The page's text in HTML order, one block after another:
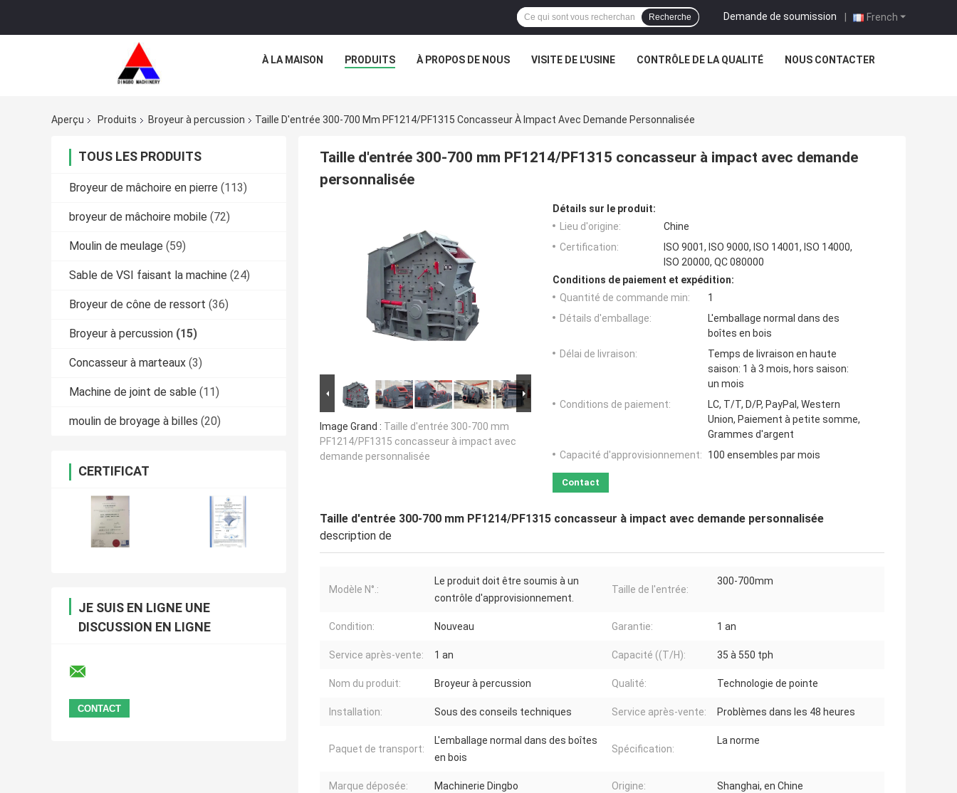
French
Demande de soumission |
Recherche
À LA MAISON PRODUITS À PROPOS DE NOUS VISITE DE L'USINE CONTRÔLE DE LA QUALITÉ NOUS CONTACTER
Aperçu Produits Broyeur à percussion Taille D'entrée 300-700 Mm PF1214/PF1315 Concasseur À Impact Avec Demande Personnalisée
TOUS LES PRODUITS
Broyeur de mâchoire en pierre (113)
broyeur de mâchoire mobile (72)
Moulin de meulage (59)
Sable de VSI faisant la machine (24)
Broyeur de cône de ressort (36)
Broyeur à percussion (15)
Concasseur à marteaux (3)
Machine de joint de sable (11)
moulin de broyage à billes (20)
CERTIFICAT
JE SUIS EN LIGNE UNE
DISCUSSION EN LIGNE
Taille d'entrée 300-700 mm PF1214/PF1315 concasseur à impact avec demande
personnalisée
Image Grand : Taille d'entrée 300-700 mm
PF1214/PF1315 concasseur à impact avec
demande personnalisée
Détails sur le produit:
Lieu d'origine:
Chine
Certification:
ISO 9001, ISO 9000, ISO 14001, ISO 14000,
ISO 20000, QC 080000
Conditions de paiement et expédition:
Quantité de commande min:
1
Détails d'emballage:
L'emballage normal dans des
boîtes en bois
Délai de livraison:
Temps de livraison en haute
saison: 1 à 3 mois, hors saison:
un mois
Conditions de paiement:
LC, T/T, D/P, PayPal, Western
Union, Paiement à petite somme,
Grammes d'argent
Capacité d'approvisionnement:
100 ensembles par mois
Contact
Taille d'entrée 300-700 mm PF1214/PF1315 concasseur à impact avec demande personnalisée
description de
Modèle N°.:
Le produit doit être soumis à un
contrôle d'approvisionnement.
Taille de l'entrée:
300-700mm
Condition: Nouveau Garantie: 1 an
Service après-vente: 1 an Capacité ((T/H): 35 à 550 tph
Nom du produit: Broyeur à percussion Qualité: Technologie de pointe
Installation: Sous des conseils techniques Service après-vente: Problèmes dans les 48 heures
Paquet de transport:
L'emballage normal dans des boîtes
en bois
Spécification:
La norme
Marque déposée: Machinerie Dingbo Origine: Shanghai, en Chine